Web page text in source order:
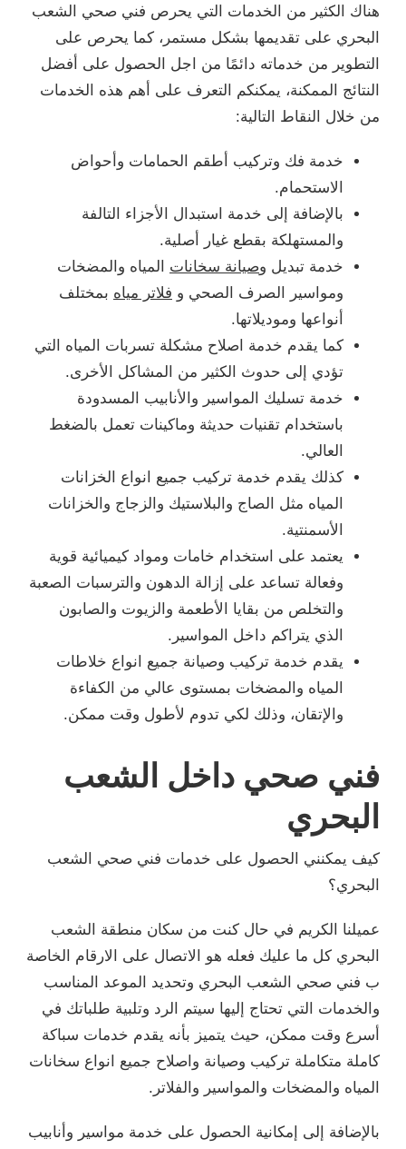
هناك الكثير من الخدمات التي يحرص فني صحي الشعب
البحري على تقديمها بشكل مستمر، كما يحرص على
التطوير من خدماته دائمًا من اجل الحصول على أفضل
النتائج الممكنة، يمكنكم التعرف على أهم هذه الخدمات
من خلال النقاط التالية:
خدمة فك وتركيب أطقم الحمامات وأحواض
الاستحمام.
بالإضافة إلى خدمة استبدال الأجزاء التالفة
والمستهلكة بقطع غيار أصلية.
خدمة تبديل وصيانة سخانات المياه والمضخات
ومواسير الصرف الصحي و فلاتر مياه بمختلف
أنواعها وموديلاتها.
كما يقدم خدمة اصلاح مشكلة تسربات المياه التي
تؤدي إلى حدوث الكثير من المشاكل الأخرى.
خدمة تسليك المواسير والأنابيب المسدودة
باستخدام تقنيات حديثة وماكينات تعمل بالضغط
العالي.
كذلك يقدم خدمة تركيب جميع انواع الخزانات
المياه مثل الصاج والبلاستيك والزجاج والخزانات
الأسمنتية.
يعتمد على استخدام خامات ومواد كيميائية قوية
وفعالة تساعد على إزالة الدهون والترسبات الصعبة
والتخلص من بقايا الأطعمة والزيوت والصابون
الذي يتراكم داخل المواسير.
يقدم خدمة تركيب وصيانة جميع انواع خلاطات
المياه والمضخات بمستوى عالي من الكفاءة
والإتقان، وذلك لكي تدوم لأطول وقت ممكن.
فني صحي داخل الشعب
البحري
كيف يمكنني الحصول على خدمات فني صحي الشعب
البحري؟
عميلنا الكريم في حال كنت من سكان منطقة الشعب
البحري كل ما عليك فعله هو الاتصال على الارقام الخاصة
ب فني صحي الشعب البحري وتحديد الموعد المناسب
والخدمات التي تحتاج إليها سيتم الرد وتلبية طلباتك في
أسرع وقت ممكن، حيث يتميز بأنه يقدم خدمات سباكة
كاملة متكاملة تركيب وصيانة واصلاح جميع انواع سخانات
المياه والمضخات والمواسير والفلاتر.
بالإضافة إلى إمكانية الحصول على خدمة مواسير وأنابيب